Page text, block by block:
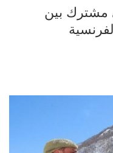
مشترك بين